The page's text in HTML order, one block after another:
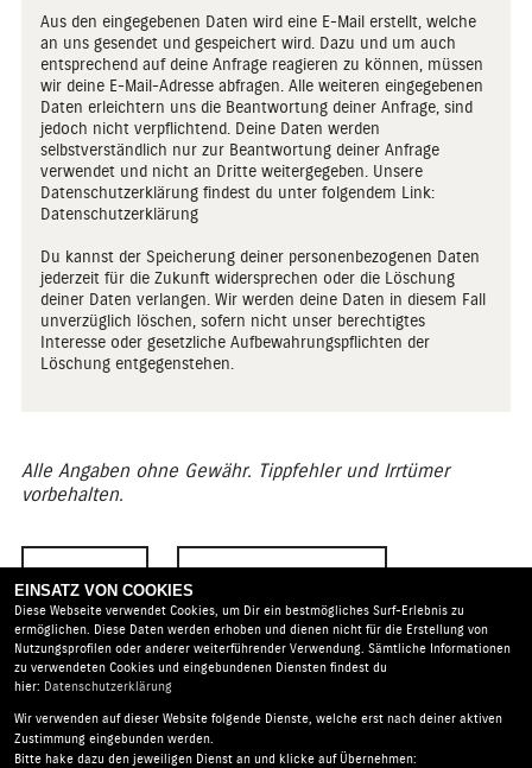
Aus den eingegebenen Daten wird eine E-Mail erstellt, welche
an uns gesendet und gespeichert wird. Dazu und um auch
entsprechend auf deine Anfrage reagieren zu können, müssen
wir deine E-Mail-Adresse abfragen. Alle weiteren eingegebenen
Daten erleichtern uns die Beantwortung deiner Anfrage, sind
jedoch nicht verpflichtend. Deine Daten werden
selbstverständlich nur zur Beantwortung deiner Anfrage
verwendet und nicht an Dritte weitergegeben. Unsere
Datenschutzerklärung findest du unter folgendem Link:
Datenschutzerklärung
Du kannst der Speicherung deiner personenbezogenen Daten
jederzeit für die Zukunft widersprechen oder die Löschung
deiner Daten verlangen. Wir werden deine Daten in diesem Fall
unverzüglich löschen, sofern nicht unser berechtigtes
Interesse oder gesetzliche Aufbewahrungspflichten der
Löschung entgegenstehen.
Alle Angaben ohne Gewähr. Tippfehler und Irrtümer
vorbehalten.
ZURÜCK
Autohaus Ehret GmbH |Friedrich Neff Strasse 2 | 79111
Freiburg | Deutschland
EINSATZ VON COOKIES
Diese Webseite verwendet Cookies, um Dir ein bestmögliches Surf-Erlebnis zu
ermöglichen. Diese Daten werden erhoben und dienen nicht für die Erstellung von
Nutzungsprofilen oder anderer weiterführender Verwendung. Sämtliche Informationen
zu verwendeten Cookies und eingebundenen Diensten findest du
hier: Datenschutzerklärung
Wir verwenden auf dieser Website folgende Dienste, welche erst nach deiner aktiven
Zustimmung eingebunden werden.
Bitte hake dazu den jeweiligen Dienst an und klicke auf Übernehmen: